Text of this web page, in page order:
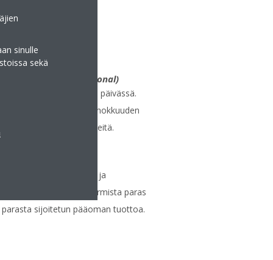
(optional)
automaattisesti kerran päivässä.
ihanteellisen energiatehokkuuden
vieviä huoltotoimenpiteitä.
ja joustavasti IT- ja
tuottama lämpö ja varmista paras
sijoitetun pääoman tuottoa.
sinulle
sekä